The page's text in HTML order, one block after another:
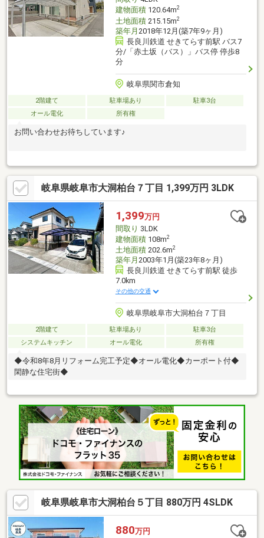
建物面積120.64m2
土地面積215.15m2
築年月 2018年12月(築7年9ヶ月)
長良川鉄道 せきてらす前駅 バス7
分/「赤土坂（バス）」バス停 停歩8
分
岐阜県関市倉知
2階建て 駐車場あり
駐車3台
オール電化
所有権
お問い合わせお待ちしています♪
岐阜県岐阜市大洞柏台７丁目 1,399万円 3LDK
1,399万円
間取り 3LDK
建物面積108m2
土地面積202.6m2
築年月 2003年1月(築23年8ヶ月)
長良川鉄道 せきてらす前駅 徒歩
7.0km
その他の交通
岐阜県岐阜市大洞柏台７丁目
2階建て 駐車場あり
駐車3台
システムキッチン
オール電化 所有権
◆令和8年8月リフォーム完工予定◆オール電化◆カーポート付◆
閑静な住宅街◆
岐阜県岐阜市大洞柏台５丁目 880万円 4SLDK
880万円